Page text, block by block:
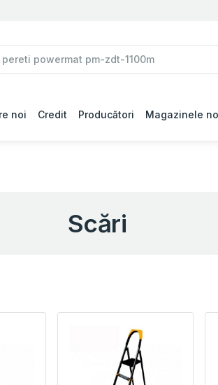
noi Credit Producători Magazinele
Scări